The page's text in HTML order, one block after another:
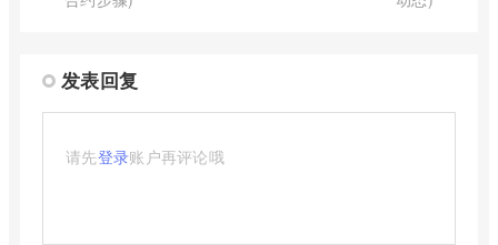
发表回复
请先登录账户再评论哦